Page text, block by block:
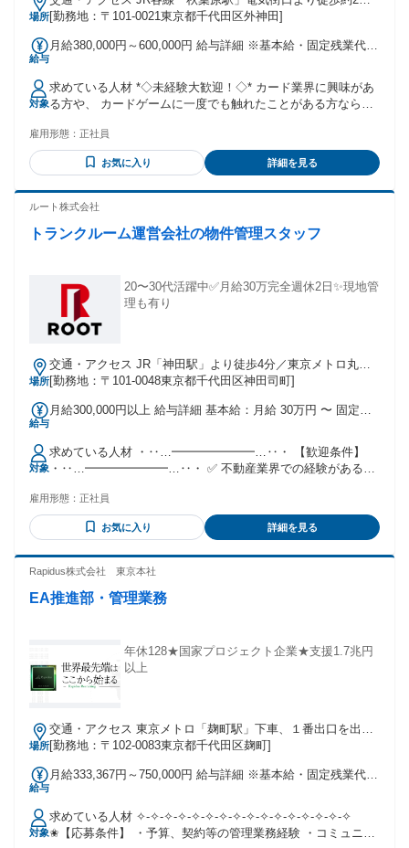
きやすい職場環境 ・2023年完成の新オフィス ・20〜30代が
中心で馴染みやすい環境 ❺ 長く働ける制度と待遇 ・年間休
日125日／土日祝休み ・昇給年1回／賞与年2回＋特別賞与
実力を、世界で活かしてみませんか？ **┈┈┈┈┈┈** ➽三
協ゴム株式会社についてもっと知りたい方へ ホームページを
https://www.sankyo-rubber.co.jp/ **┈┈┈┈┈┈**
場所分、東京メトロ日比谷線「秋葉原駅」より徒歩約5分、つくば
[勤務地：〒101-0021東京都千代田区外神田]
給与
月給380,000円～600,000円 給与詳細 ※基本給・固定残業代の
り 1ヶ月あたり8万9775円 〜 14万1756円（固定残業時間：1
ヶ月あたり42時間） 固定残業時間を超えた勤務時間について
は別途残業代を支給する 【一律手当】 全員に一律で支払われ
る通勤・皆勤・家族手当金額：なし 全員に一律で支払われる
対象
求めている人材 *◇未経験大歓迎！◇* カード業界に興味があ
る方や、 カードゲームに一度でも触れたことがある方なら、
経験」「トレカのプレイ未経験」でもOK！ ※新卒・中途入社
どちらも歓迎！ 新卒・中途入社どちらも歓迎！ ※「トレカ業
界未経験」「トレカのプレイ未経験」でもOK！
雇用形態： 正社員
お気に入り 詳細を見る
ルート株式会社
トランクルーム運営会社の物件管理スタッフ
20〜30代活躍中✅月給30万完全週休2日✨現地管
理も有り
場所
交通・アクセス JR「神田駅」より徒歩4分／東京メトロ丸ノ
内線「淡路町駅」より徒歩5分
[勤務地：〒101-0048東京都千代田区神田司町]
給与
月給300,000円以上 給与詳細 基本給：月給 30万円 〜 固定残
勤・家族手当金額：なし 全員に一律で支払われるその他手当
金額：なし ■昇給あり（年1回） 毎年4月に昇給の機会があり
ます。 ■賞与あり（年2回） 7月と12月に賞与を支給します。
■固定残業35時間分含む
対象
求めている人材 ・‥…━━━━━━━…‥・ 【歓迎条件】
・‥…━━━━━━━…‥・ ✅ 不動産業界での経験がある方
る方 ＼以下、当てはまる方と一緒に働きたい／ ⭐不動産業界
未経験でも、 異業種からチャレンジしたい方 ⭐若手として成
長していきたい方 ⭐コーポレート機能に近い働き方で、 計画
雇用形態： 正社員
お気に入り 詳細を見る
Rapidus株式会社 東京本社
EA推進部・管理業務
年休128★国家プロジェクト企業★支援1.7兆円
以上
場所
交通・アクセス 東京メトロ「麹町駅」下車、１番出口を出て
すぐ。東京メトロ「半蔵門駅」下車、６番出口を出て徒歩３
[勤務地：〒102-0083東京都千代田区麹町]
給与
月給333,367円～750,000円 給与詳細 ※基本給・固定残業代の
ヶ月あたり6万6667円 〜 15万円（固定残業時間：1ヶ月あた
り30時間） 固定残業時間を超えた勤務時間については別途残
業代を支給する 【一律手当】 全員に一律で支払われる通勤・
対象
求めている人材 ✧-✧-✧-✧-✧-✧-✧-✧-✧-✧-✧-✧-✧-✧-✧-✧
✬【応募条件】 ・予算、契約等の管理業務経験 ・コミュニケ